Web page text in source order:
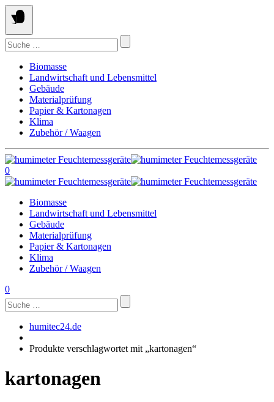
Springe
zum
Inhalt
Suchen
nach:
Biomasse
Landwirtschaft und Lebensmittel
Gebäude
Materialprüfung
Papier & Kartonagen
Klima
Zubehör / Waagen
0
Biomasse
Landwirtschaft und Lebensmittel
Gebäude
Materialprüfung
Papier & Kartonagen
Klima
Zubehör / Waagen
0
Suchen
nach:
humitec24.de
Produkte verschlagwortet mit „kartonagen“
kartonagen